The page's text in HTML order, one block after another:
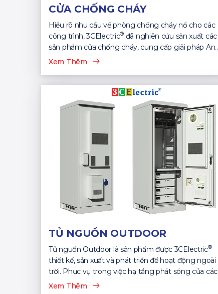
CỬA CHỐNG CHÁY
Hiểu rõ nhu cầu về phòng chống cháy nổ cho các
công trình, 3CElectric® đã nghiên cứu sản xuất các
sản phẩm cửa chống cháy, cung cấp giải pháp An
Toàn...
Xem Thêm
TỦ NGUỒN OUTDOOR
Tủ nguồn Outdoor là sản phẩm được 3CElectric®
thiết kế, sản xuất và phát triển để hoạt động ngoài
trời. Phục vụ trong việc hạ tầng phát sóng của các
nhà mạng viễn thông...
Xem Thêm